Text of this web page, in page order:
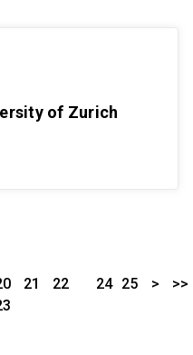
of Zurich
21
22
24 25 > >>